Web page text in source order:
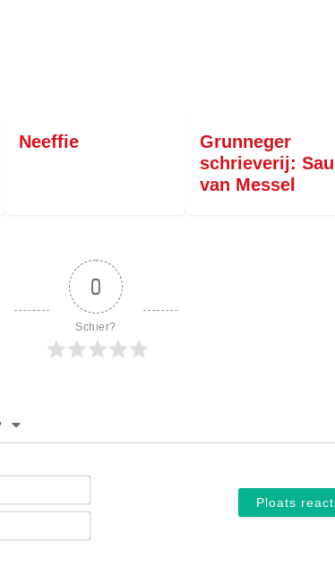
Neeffie
Grunneger
schrieverij: Saul
van Messel
0
Schier?
Noam*
E-